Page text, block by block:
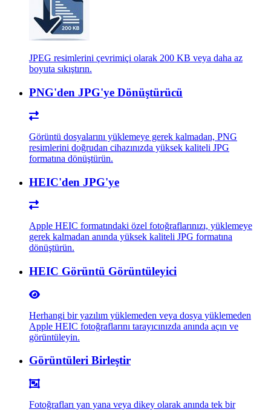
JPEG resimlerini çevrimiçi olarak 200 KB veya daha az
boyuta sıkıştırın.
PNG'den JPG'ye Dönüştürücü
Görüntü dosyalarını yüklemeye gerek kalmadan, PNG
resimlerini doğrudan cihazınızda yüksek kaliteli JPG
formatına dönüştürün.
HEIC'den JPG'ye
Apple HEIC formatındaki özel fotoğraflarınızı, yüklemeye
gerek kalmadan anında yüksek kaliteli JPG formatına
dönüştürün.
HEIC Görüntü Görüntüleyici
Herhangi bir yazılım yüklemeden veya dosya yüklemeden
Apple HEIC fotoğraflarını tarayıcınızda anında açın ve
görüntüleyin.
Görüntüleri Birleştir
Fotoğrafları yan yana veya dikey olarak anında tek bir